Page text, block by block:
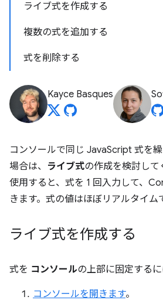
ライブ式を作成する
複数の式を追加する
式を削除する
Kayce Basques
コンソールで同じ JavaScript 式を
場合は、 ライブ式の作成を検討して
使用すると、式を 1 回入力して、
きます。式の値はほぼリアルタイム
ライブ式を作成する
式を コンソールの上部に固定する
コンソールを開きます。